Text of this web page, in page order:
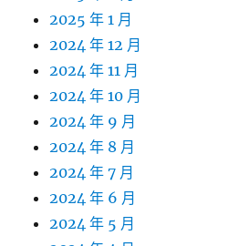
2025 年 1 月
2024 年 12 月
2024 年 11 月
2024 年 10 月
2024 年 9 月
2024 年 8 月
2024 年 7 月
2024 年 6 月
2024 年 5 月